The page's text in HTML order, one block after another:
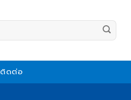
ติดต่อ